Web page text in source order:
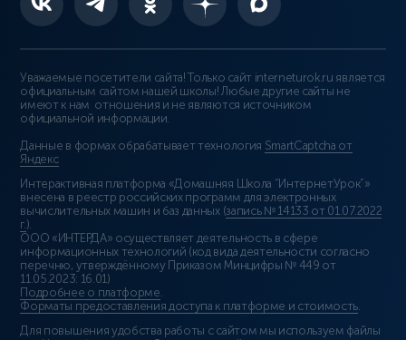
Уважаемые посетители сайта! Только сайт interneturok.ru является
официальным сайтом нашей школы! Любые другие сайты не
имеют к нам отношения и не являются источником
официальной информации.
Данные в формах обрабатывает технология SmartCaptcha от
Яндекс
Интерактивная платформа «Домашняя Школа “ИнтернетУрок”»
внесена в реестр российских программ для электронных
вычислительных машин и баз данных (запись № 14133 от 01.07.2022
г.).
ООО «ИНТЕРДА» осуществляет деятельность в сфере
информационных технологий (код вида деятельности согласно
перечню, утверждённому Приказом Минцифры № 449 от
11.05.2023: 16.01)
Подробнее о платформе.
Форматы предоставления доступа к платформе и стоимость.
Для повышения удобства работы с сайтом мы используем файлы